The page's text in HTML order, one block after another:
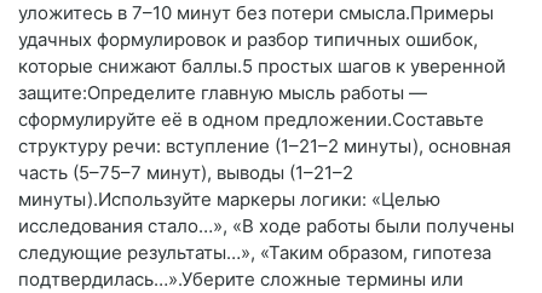
уложитесь в 7–10 минут без потери смысла.Примеры
удачных формулировок и разбор типичных ошибок,
которые снижают баллы.5 простых шагов к уверенной
защите:Определите главную мысль работы —
сформулируйте её в одном предложении.Составьте
структуру речи: вступление (1–21–2 минуты), основная
часть (5–75–7 минут), выводы (1–21–2
минуты).Используйте маркеры логики: «Целью
исследования стало…», «В ходе работы были получены
следующие результаты…», «Таким образом, гипотеза
подтвердилась…».Уберите сложные термины или